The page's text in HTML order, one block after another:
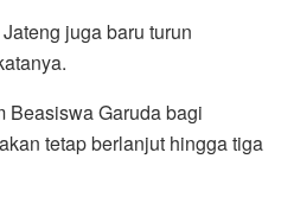
juga baru turun
Beasiswa Garuda bagi
tetap berlanjut hingga tiga